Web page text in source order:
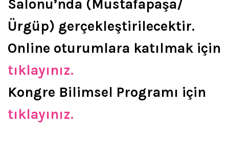
Salonu’nda (Mustafapaşa/
Ürgüp) gerçekleştirilecektir.
Online oturumlara katılmak için
tıklayınız.
Kongre Bilimsel Programı için
tıklayınız.